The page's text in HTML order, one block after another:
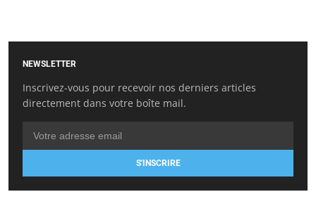
NEWSLETTER
Inscrivez-vous pour recevoir nos derniers articles
directement dans votre boîte mail.
S'INSCRIRE